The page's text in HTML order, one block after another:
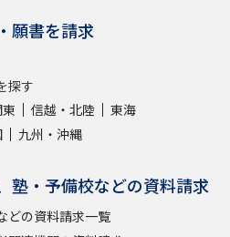
願書を請求
探す
信越・北陸
東海
九州・沖縄
塾・予備校などの資料請求
どの資料請求一覧